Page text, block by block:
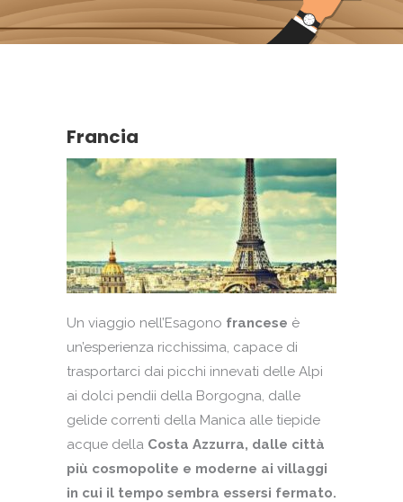
Francia
Un viaggio nell’Esagono francese è
un’esperienza ricchissima, capace di
trasportarci dai picchi innevati delle Alpi
ai dolci pendii della Borgogna, dalle
gelide correnti della Manica alle tiepide
acque della Costa Azzurra, dalle città
più cosmopolite e moderne ai villaggi
in cui il tempo sembra essersi fermato.